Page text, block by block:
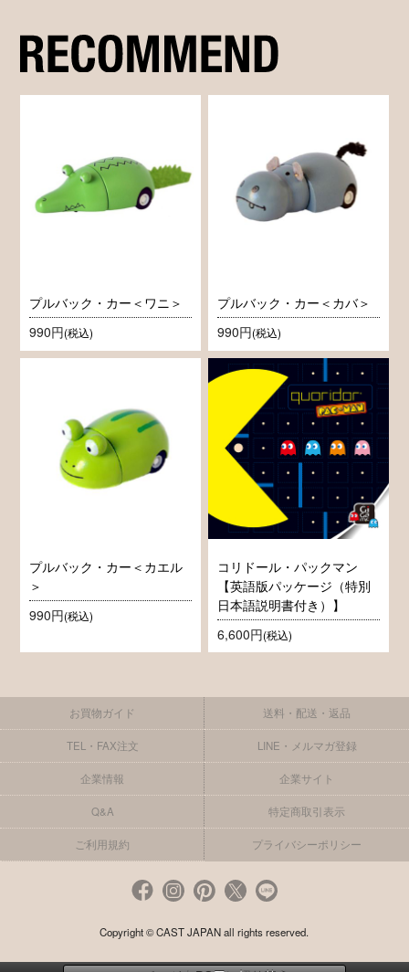
プルバック・カー＜ワニ＞
990円(税込)
プルバック・カー＜カバ＞
990円(税込)
プルバック・カー＜カエル
＞
990円(税込)
コリドール・パックマン
【英語版パッケージ（特別
日本語説明書付き）】
6,600円(税込)
お買物ガイド 送料・配送・返品
TEL・FAX注文 LINE・メルマガ登録
企業情報 企業サイト
Q&A 特定商取引表示
ご利用規約 プライバシーポリシー
Copyright © CAST JAPAN all rights reserved.